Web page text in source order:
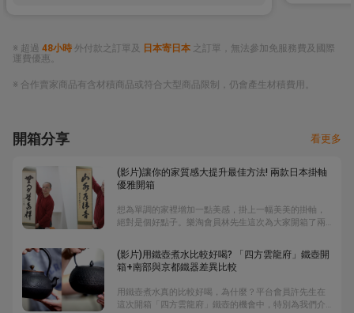
※ 超過 48小時 外付款之訂單及 日本寄日本 之訂單，無法參加免服務費及國際
運費優惠。
※ 合作賣家商品有含材積商品或符合大型商品限制，仍會產生材積費用。
開箱分享 看更多
(影片)讓你的家質感大提升最佳方法! 兩款日本掛軸
優雅開箱
想為單調的家裡增加一點美感，掛上一幅美美的掛軸，
絕對是個好點子。樂淘會員林先生這次為大家開箱了兩
兩幅字的意涵，加上字本身的線條優美，成了最美最有
意思的收藏兼裝飾品，尤其隨著四季或當下心情，挑選
不同的字畫，更成了一種心靈寄託。
(影片)用鐵壺煮水比較好喝? 「四方雲龍府」鐵壺開
箱+南部與京都鐵器差異比較
用鐵壺煮水真的比較好喝，為什麼？平台會員許先生在
這次開箱「四方雲龍府」鐵壺的機會中，特別為我們介